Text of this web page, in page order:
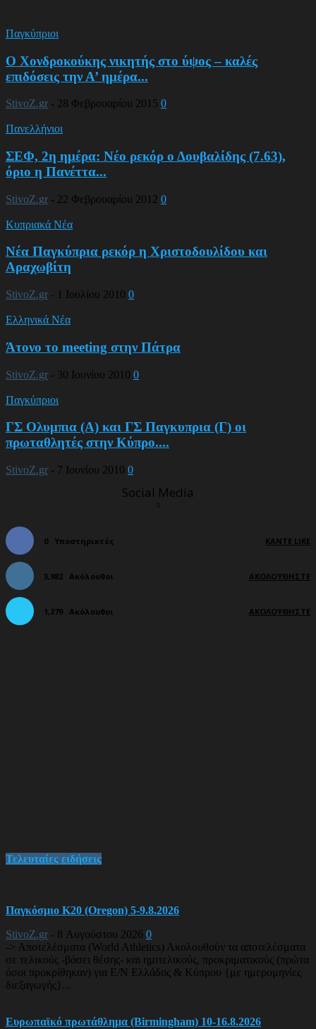
Παγκύπριοι
Ο Χονδροκούκης νικητής στο ύψος – καλές
επιδόσεις την Α’ ημέρα...
StivoZ.gr - 28 Φεβρουαρίου 2015 0
Πανελλήνιοι
ΣΕΦ, 2η ημέρα: Νέο ρεκόρ ο Δουβαλίδης (7.63),
όριο η Πανέττα...
StivoZ.gr - 22 Φεβρουαρίου 2012 0
Κυπριακά Νέα
Νέα Παγκύπρια ρεκόρ η Χριστοδουλίδου και
Αραχωβίτη
StivoZ.gr - 1 Ιουλίου 2010 0
Ελληνικά Νέα
Άτονο το meeting στην Πάτρα
StivoZ.gr - 30 Ιουνίου 2010 0
Παγκύπριοι
ΓΣ Ολυμπια (Α) και ΓΣ Παγκυπρια (Γ) οι
πρωταθλητές στην Κύπρο....
StivoZ.gr - 7 Ιουνίου 2010 0
Social Media
0 Υποστηρικτές ΚΆΝΤΕ LIKE
3,982 Ακόλουθοι ΑΚΟΛΟΥΘΉΣΤΕ
1,279 Ακόλουθοι ΑΚΟΛΟΥΘΉΣΤΕ
Τελευταίες ειδήσεις
Παγκόσμιο Κ20 (Oregon) 5-9.8.2026
StivoZ.gr - 8 Αυγούστου 2026 0
-> Αποτελέσματα (World Athletics) Ακολουθούν τα αποτελέσματα
σε τελικούς -βάσει θέσης- και ημιτελικούς, προκριματικούς (πρώτα
όσοι προκρίθηκαν) για Ε/Ν Ελλάδος & Κύπρου {με ημερομηνίες
διεξαγωγής}...
Ευρωπαϊκό πρωτάθλημα (Birmingham) 10-16.8.2026